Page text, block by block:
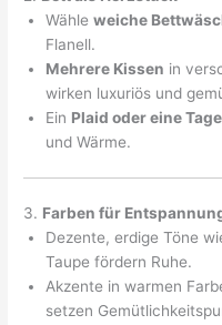
Wähleweiche
Flanell.
Mehrere Kissen in
wirken luxuriös und
Ein Plaid oder eine
und Wärme.
3. Farben für
Dezente, erdige Töne
Taupe fördern Ruhe.
Akzente in warmen
setzen